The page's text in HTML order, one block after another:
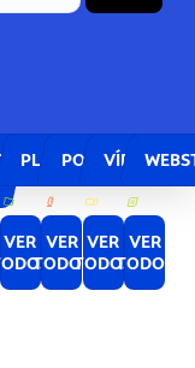
PLANILHAS
VER
PODCASTS
VER
TODOS
VÍDEOS
VER
TODOS
VER
TODOS